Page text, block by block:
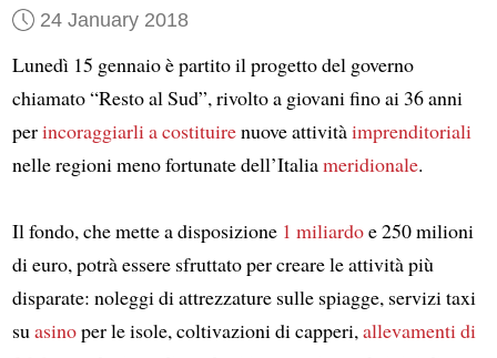
24 January 2018
Lunedì 15 gennaio è partito il progetto del governo
chiamato “Resto al Sud”, rivolto a giovani fino ai 36 anni
perincoraggiarli a costituirenuove attivitàimprenditoriali
nelle regioni meno fortunate dell’Italiameridionale.
Il fondo, che mette a disposizione 1 miliardoe 250 milioni
di euro, potrà essere sfruttato per creare le attività più
disparate: noleggi di attrezzature sulle spiagge, servizi taxi
suasinoper le isole, coltivazioni di capperi,allevamenti di